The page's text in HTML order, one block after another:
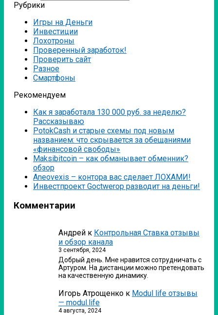
Рубрики
Игры на Деньги
Инвестиции
Лохотроны
Проверенный заработок!
Проверить сайт
Разное
Смартфоны
Рекомендуем
Как я заработала 130 000 руб. за неделю?
Рассказываю
PotokCash и старые схемы под новым
названием: что скрывается за обещаниями
«финансовой свободы»
Мaksibitcoin – как обманывает обменник?
обзор
Аneovexis – контора вас сделает ЛОХАМИ!
Инвестпроект Goctwerop разводит на деньги!
Комментарии
Андрей к Контрольная Ставка отзывы
и обзор канала
3 сентября, 2024
Добрый день. Мне нравится сотрудничать с
Артуром. На дистанции можно претендовать
на качественную динамику.
Игорь Атрощенко к Modul life отзывы
— modul.life
4 августа, 2024